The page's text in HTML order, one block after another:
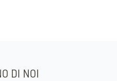
DI NOI